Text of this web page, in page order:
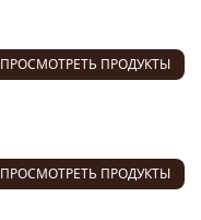
ПРОСМОТРЕТЬ ПРОДУКТЫ
ПРОСМОТРЕТЬ ПРОДУКТЫ